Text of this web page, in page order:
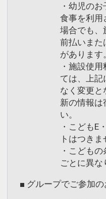
・幼児の
食事を利用
場合でも、
前払いまた
があります。
・施設使
ては、上記
なく変更と
新の情報は
い。
・こどもE
トはつきま
・こども
ごとに異な
■ グループでご参加